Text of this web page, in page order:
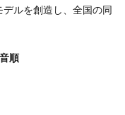
ルを創造し、全国の同
順